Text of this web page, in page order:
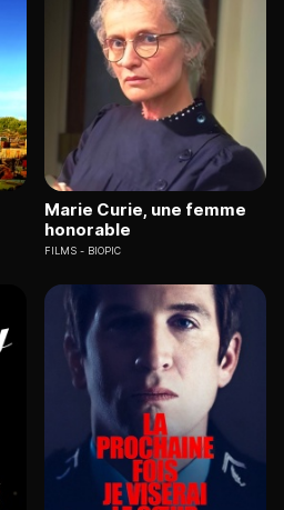
Marie Curie, une femme
honorable
FILMS BIOPIC